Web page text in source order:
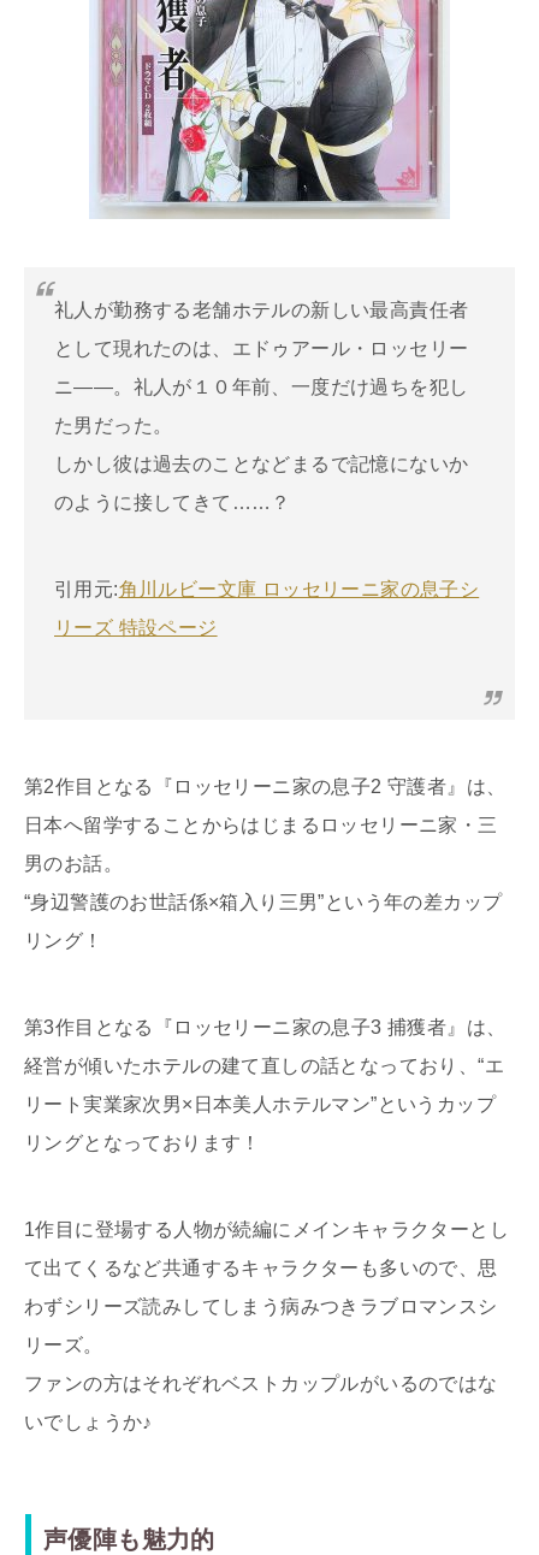
礼人が勤務する老舗ホテルの新しい最高責任者
として現れたのは、エドゥアール・ロッセリー
ニ——。礼人が１０年前、一度だけ過ちを犯し
た男だった。
しかし彼は過去のことなどまるで記憶にないか
のように接してきて……？
引用元:角川ルビー文庫 ロッセリーニ家の息子シ
リーズ 特設ページ
第2作目となる『ロッセリーニ家の息子2 守護者』は、
日本へ留学することからはじまるロッセリーニ家・三
男のお話。
“身辺警護のお世話係×箱入り三男”という年の差カップ
リング！
第3作目となる『ロッセリーニ家の息子3 捕獲者』は、
経営が傾いたホテルの建て直しの話となっており、“エ
リート実業家次男×日本美人ホテルマン”というカップ
リングとなっております！
1作目に登場する人物が続編にメインキャラクターとし
て出てくるなど共通するキャラクターも多いので、思
わずシリーズ読みしてしまう病みつきラブロマンスシ
リーズ。
ファンの方はそれぞれベストカップルがいるのではな
いでしょうか♪
声優陣も魅力的